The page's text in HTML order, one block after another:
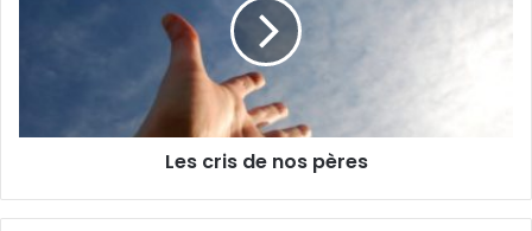
Les cris de nos pères